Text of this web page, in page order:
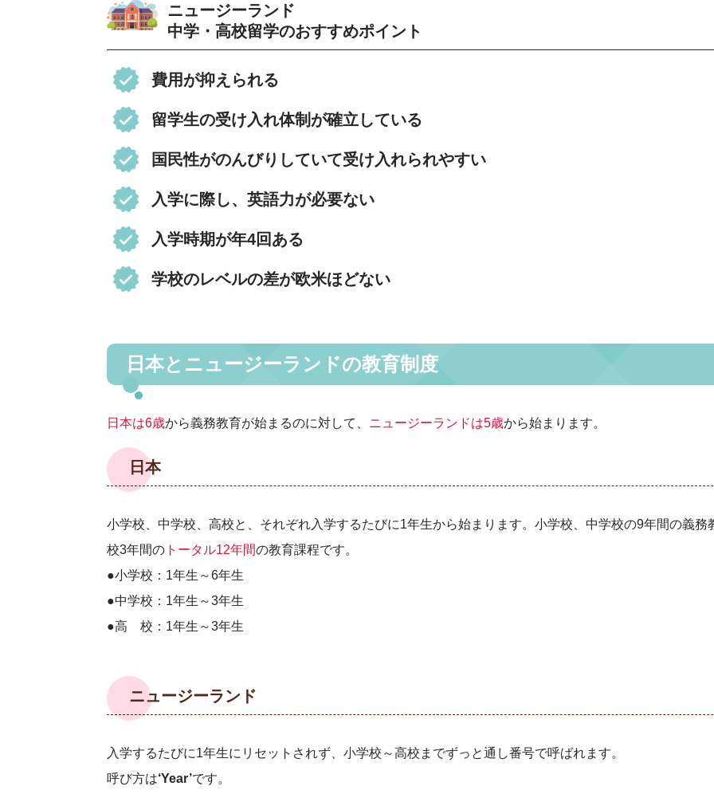
ニュージーランド
中学・高校留学のおすすめポイント
費用が抑えられる
留学生の受け入れ体制が確立している
国民性がのんびりしていて受け入れられやすい
入学に際し、英語力が必要ない
入学時期が年4回ある
学校のレベルの差が欧米ほどない
日本とニュージーランドの教育制度
日本は6歳から義務教育が始まるのに対して、 ニュージーランドは5歳から始まります。
日本
小学校、中学校、高校と、それぞれ入学するたびに1年生から始まります。小学校、中学校の9年間の義務
校3年間の トータル12年間の教育課程です。
●小学校：1年生～6年生
●中学校：1年生～3年生
●高 校：1年生～3年生
ニュージーランド
入学するたびに1年生にリセットされず、小学校～高校までずっと通し番号で呼ばれます。
呼び方は‘Year’です。